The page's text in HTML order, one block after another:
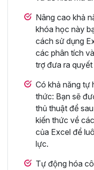
Nâng cao khả
khóa học này
cách sử dụng
các phân tích
trợ đưa ra
Có khả năng tự
thức: Bạn sẽ
thủ thuật để
kiến thức về
của Excel để
lực.
Tự động hóa